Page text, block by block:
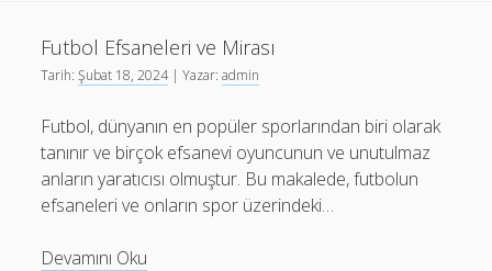
Fiyatları
Futbol Efsaneleri ve Mirası
Tarih:Şubat 18, 2024| Yazar:admin
Futbol, dünyanın en popüler sporlarından biri olarak
tanınır ve birçok efsanevi oyuncunun ve unutulmaz
anların yaratıcısı olmuştur. Bu makalede, futbolun
efsaneleri ve onların spor üzerindeki…
Devamını Oku